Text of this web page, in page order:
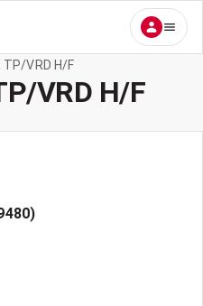
TP/VRD H/F
VRD H/F